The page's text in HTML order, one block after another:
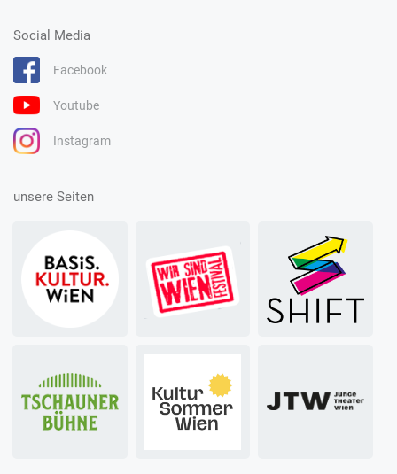
Social Media
Facebook
Youtube
Instagram
unsere Seiten